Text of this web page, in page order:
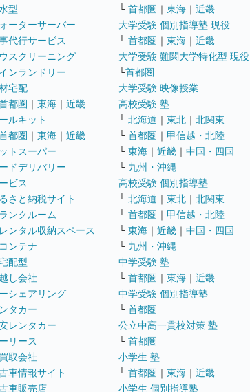
型
ーターサーバー
代行サービス
スクリーニング
ンランドリー
宅配
都圏 ｜ 東海 ｜ 近畿
ルキット
都圏 ｜ 東海 ｜ 近畿
トスーパー
ドデリバリー
ビス
さと納税サイト
ンクルーム
レンタル収納スペース
コンテナ
配型
し会社
シェアリング
タカー
レンタカー
リース
取会社
車情報サイト
車販売店
└ 首都圏 ｜ 東海 ｜ 近畿
大学受験 個別指導塾 現役
└ 首都圏 ｜ 東海 ｜ 近畿
大学受験 難関大学特化型 現役
└首都圏
大学受験 映像授業
高校受験 塾
└ 北海道 ｜ 東北 ｜ 北関東
└ 首都圏 ｜ 甲信越・北陸
└ 東海 ｜ 近畿 ｜ 中国・四国
└ 九州・沖縄
高校受験 個別指導塾
└ 北海道 ｜ 東北 ｜ 北関東
└ 首都圏 ｜ 甲信越・北陸
└ 東海 ｜ 近畿 ｜ 中国・四国
└ 九州・沖縄
中学受験 塾
└ 首都圏 ｜ 東海 ｜ 近畿
中学受験 個別指導塾
└ 首都圏
公立中高一貫校対策 塾
└ 首都圏
小学生 塾
└ 首都圏 ｜ 東海 ｜ 近畿
小学生 個別指導塾